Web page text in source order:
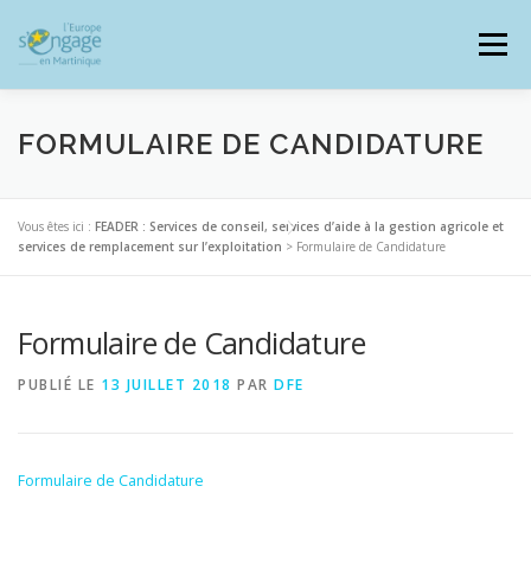
contenu
Menu
PROGRAMMES J’AI UN PROJET
SIGNALER UNE FRAUDE
FORMULAIRE DE CANDIDATURE
Vous êtes ici : FEADER : Services de conseil, services d’aide à la gestion agricole et
services de remplacement sur l’exploitation > Formulaire de Candidature
Formulaire de Candidature
PUBLIÉ LE 13 JUILLET 2018 PAR DFE
Formulaire de Candidature